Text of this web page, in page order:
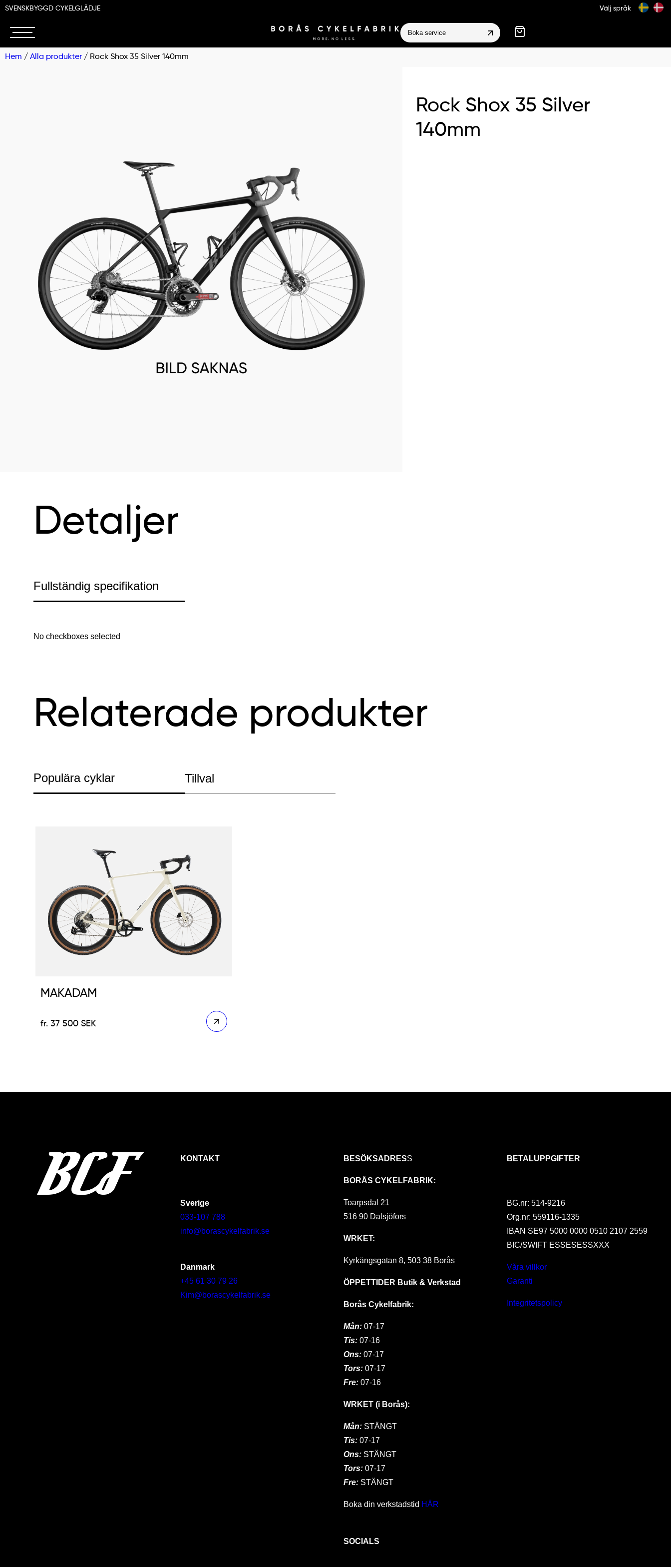
SVENSKBYGGD CYKELGLÄDJE Välj språk
Boka service
Hem / Alla produkter / Rock Shox 35 Silver 140mm
Rock Shox 35 Silver
140mm
Detaljer
Fullständig specifikation
No checkboxes selected
Relaterade produkter
Populära cyklar Tillval
MAKADAM
37 500SEK
KONTAKT
Sverige
033-107 788
info@borascykelfabrik.se
Danmark
+45 61 30 79 26
Kim@borascykelfabrik.se
BESÖKSADRESS
BORÅS CYKELFABRIK:
Toarpsdal 21
516 90 Dalsjöfors
WRKET:
Kyrkängsgatan 8, 503 38 Borås
ÖPPETTIDER Butik & Verkstad
Borås Cykelfabrik:
Mån: 07-17
Tis: 07-16
Ons:07-17
Tors: 07-17
Fre: 07-16
WRKET (i Borås):
Mån: STÄNGT
Tis: 07-17
Ons:STÄNGT
Tors: 07-17
Fre: STÄNGT
Boka din verkstadstid HÄR
SOCIALS
BETALUPPGIFTER
BG.nr: 514-9216
Org.nr: 559116-1335
IBAN SE97 5000 0000 0510 2107 2559
BIC/SWIFT ESSESESSXXX
Våra villkor
Garanti
Integritetspolicy